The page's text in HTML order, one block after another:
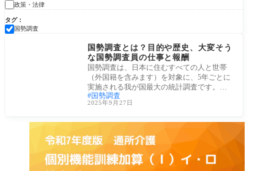
政策・法律
タグ
国勢調査
国勢調査とは？目的や歴史、大変そう
な国勢調査員の仕事と報酬
国勢調査は、日本に住むすべての人と世帯
（外国籍を含みます）を対象に、5年ごとに
実施される我が国最大の統計調査です。人
口・
国勢調査
2025年9月27日